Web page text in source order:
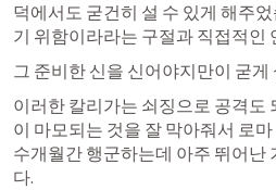
덕에서도 굳건히 설 수 있게 해주
기 위함이라라는 구절과 직접적인
그 준비한 신을 신어야지만이 굳게
이러한 칼리가는 쇠징으로 공격도
이 마모되는 것을 잘 막아줘서 로
수개월간 행군하는데 아주 뛰어난
다.